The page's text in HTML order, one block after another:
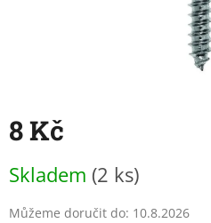
8 Kč
cena:
Skladem (2 ks)
Můžeme doručit do: 10.8.2026